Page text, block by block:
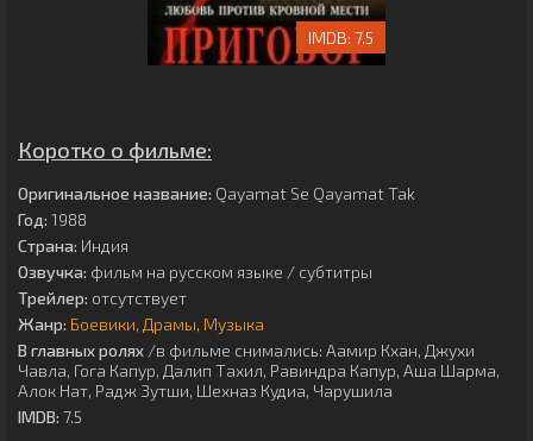
7.5
Коротко о фильме:
Оригинальное название: Qayamat Se Qayamat Tak
Год: 1988
Страна: Индия
Озвучка: фильм на русском языке / субтитры
Трейлер: отсутствует
Жанр: Боевики Драмы Музыка
В главных ролях /в фильме снимались: Аамир Кхан, Джухи
Чавла, Гога Капур, Далип Тахил, Равиндра Капур, Аша Шарма,
Алок Нат, Радж Зутши, Шехназ Кудиа, Чарушила
IMDB: 7.5